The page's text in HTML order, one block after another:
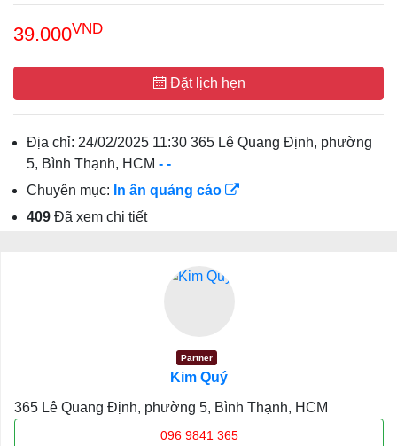
39.000VND
Đặt lịch hẹn
Địa chỉ: 24/02/2025 11:30 365 Lê Quang Định, phường
5, Bình Thạnh, HCM - -
Chuyên mục: In ấn quảng cáo
409 Đã xem chi tiết
Partner
Kim Quý
365 Lê Quang Định, phường 5, Bình Thạnh, HCM
096 9841 365